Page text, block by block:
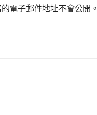
電子郵件地址不會公開。